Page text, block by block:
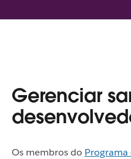
Gerenciar
Os membros do Programa